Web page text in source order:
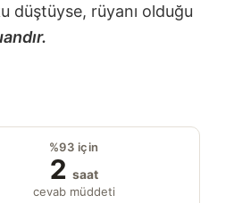
düştüyse, rüyanı olduğu
%93 için
2 saat
cevab müddeti